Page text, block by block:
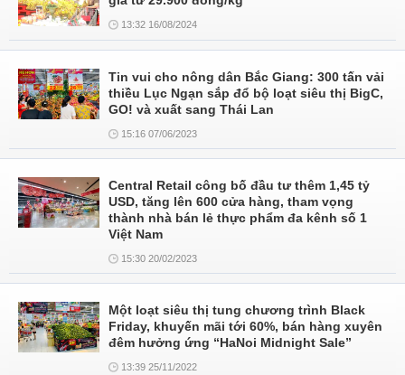
13:32 16/08/2024
Tin vui cho nông dân Bắc Giang: 300 tấn vải
thiều Lục Ngạn sắp đổ bộ loạt siêu thị BigC,
GO! và xuất sang Thái Lan
15:16 07/06/2023
Central Retail công bố đầu tư thêm 1,45 tỷ
USD, tăng lên 600 cửa hàng, tham vọng
thành nhà bán lẻ thực phẩm đa kênh số 1
Việt Nam
15:30 20/02/2023
Một loạt siêu thị tung chương trình Black
Friday, khuyến mãi tới 60%, bán hàng xuyên
đêm hưởng ứng “HaNoi Midnight Sale”
13:39 25/11/2022